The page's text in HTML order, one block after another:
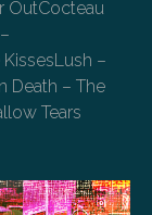
OutCocteau
–
Death – The
Tears